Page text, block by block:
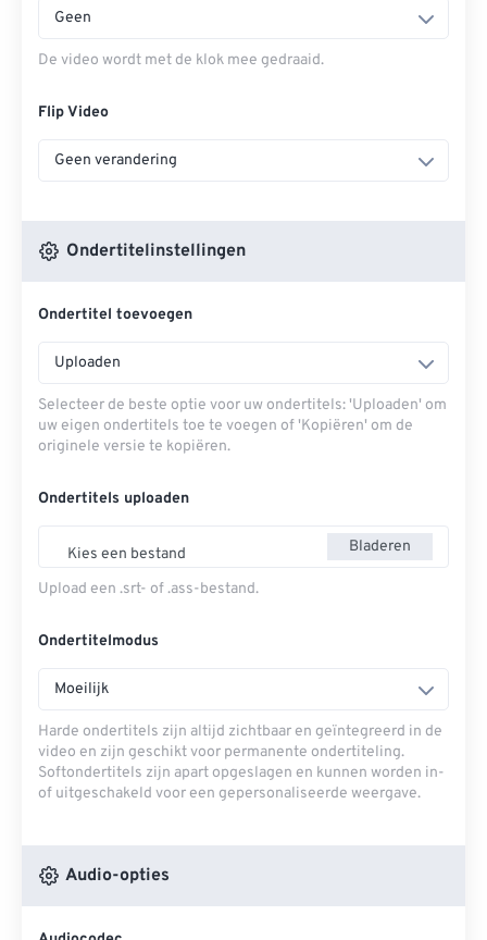
Geen
De video wordt met de klok mee gedraaid.
Flip Video
Geen verandering
Ondertitelinstellingen
Ondertitel toevoegen
Uploaden
Selecteer de beste optie voor uw ondertitels: 'Uploaden' om
uw eigen ondertitels toe te voegen of 'Kopiëren' om de
originele versie te kopiëren.
Ondertitels uploaden
Kies een bestand Bladeren
Upload een .srt- of .ass-bestand.
Ondertitelmodus
Moeilijk
Harde ondertitels zijn altijd zichtbaar en geïntegreerd in de
video en zijn geschikt voor permanente ondertiteling.
Softondertitels zijn apart opgeslagen en kunnen worden in-
of uitgeschakeld voor een gepersonaliseerde weergave.
Audio-opties